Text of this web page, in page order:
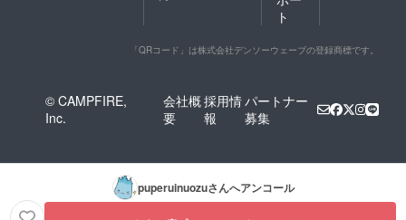
ト
「QRコード」は株式会社デンソーウェーブの登録商標です。
© CAMPFIRE,
Inc.
会社概
要
採用情
報
パートナー
募集
puperuinuozuさんへアンコール